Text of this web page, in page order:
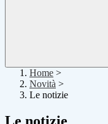
Home >
Novità >
Le notizie